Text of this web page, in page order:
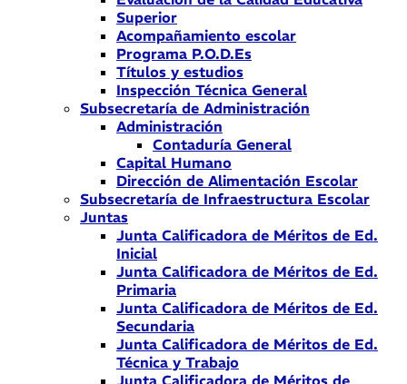
Superior
Acompañamiento escolar
Programa P.O.D.Es
Títulos y estudios
Inspección Técnica General
Subsecretaría de Administración
Administración
Contaduría General
Capital Humano
Dirección de Alimentación Escolar
Subsecretaría de Infraestructura Escolar
Juntas
Junta Calificadora de Méritos de Ed.
Inicial
Junta Calificadora de Méritos de Ed.
Primaria
Junta Calificadora de Méritos de Ed.
Secundaria
Junta Calificadora de Méritos de Ed.
Técnica y Trabajo
Junta Calificadora de Méritos de